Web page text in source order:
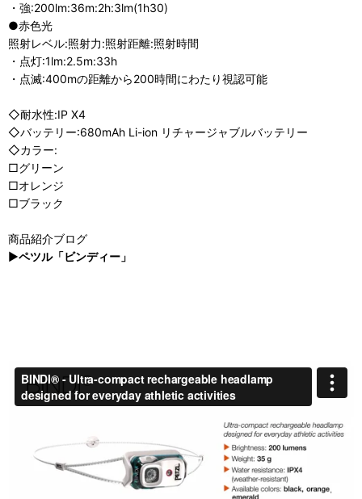
・強:200lm:36m:2h:3lm(1h30)
●赤色光
照射レベル:照射力:照射距離:照射時間
・点灯:1lm:2.5m:33h
・点滅:400mの距離から200時間にわたり視認可能
◇耐水性:IP X4
◇バッテリー:680mAh Li-ion リチャージャブルバッテリー
◇カラー:
□グリーン
□オレンジ
□ブラック
商品紹介ブログ
▶ペツル「ビンディー」